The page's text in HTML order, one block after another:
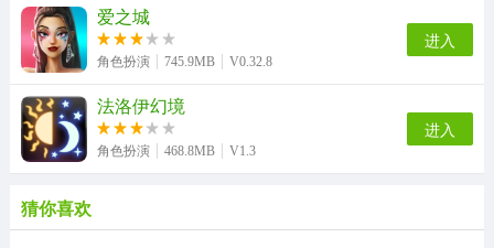
爱之城
角色扮演 745.9MB V0.32.8
进入
法洛伊幻境
角色扮演 468.8MB V1.3
进入
猜你喜欢